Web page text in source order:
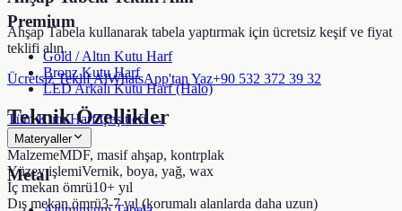
Premium
Gold / Altın Kutu Harf
Bronz Kutu Harf
LED Arkalı Kutu Harf (Halo)
Tüm Kutu Harf Çeşitleri →
Materyaller
Metal
Ahşap Tabela kullanarak tabela yaptırmak için ücretsiz keşif ve fiyat
teklifi alın.
Ücretsiz Teklif AlWhatsApp'tan Yaz+90 532 372 39 32
Teknik Özellikler
MalzemeMDF, masif ahşap, kontrplak
Yüzey işlemiVernik, boya, yağ, wax
İç mekan ömrü10+ yıl
Dış mekan ömrü3-7 yıl (korumalı alanlarda daha uzun)